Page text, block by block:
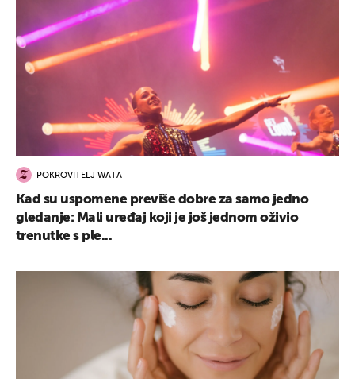
POKROVITELJ WATA
Kad su uspomene previše dobre za samo jedno
gledanje: Mali uređaj koji je još jednom oživio
trenutke s ple...